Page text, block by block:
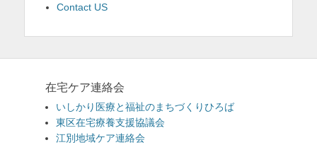
Contact US
在宅ケア連絡会
いしかり医療と福祉のまちづくりひろば
東区在宅療養支援協議会
江別地域ケア連絡会